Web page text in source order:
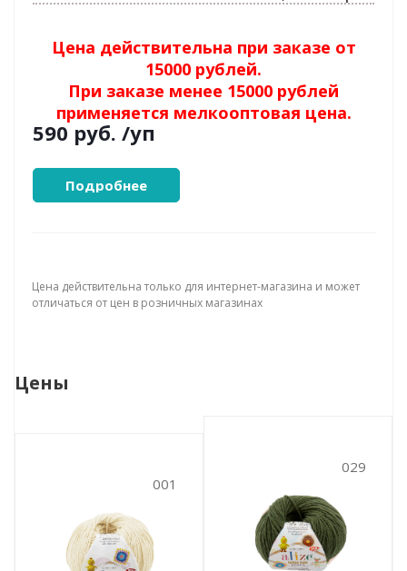
Цена действительна при заказе от
15000 рублей.
При заказе менее 15000 рублей
применяется мелкооптовая цена.
590 руб. /уп
Подробнее
Цена действительна только для интернет-магазина и может
отличаться от цен в розничных магазинах
Цены
001
029